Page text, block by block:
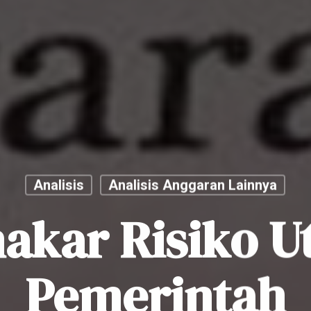
Analisis Analisis Anggaran Lainnya
Risiko
Pemerintah